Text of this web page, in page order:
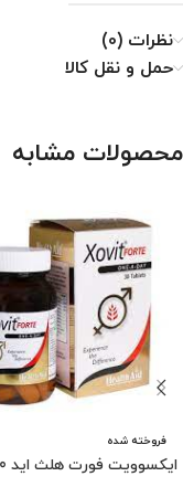
نظرات (0)
حمل و نقل کالا
محصولات مشابه
فروخته شده
ایکسوویت فورت هلث اید 30 عدد